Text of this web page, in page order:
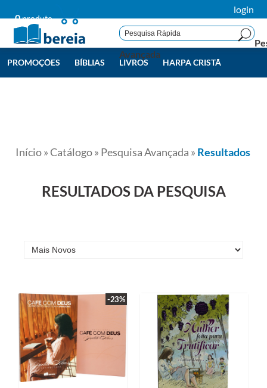
0produto
login
Avançada
PROMOÇÕES BÍBLIAS LIVROS HARPA CRISTÃ
Início»Catálogo» Pesquisa Avançada » Resultados
RESULTADOS DA PESQUISA
-23%